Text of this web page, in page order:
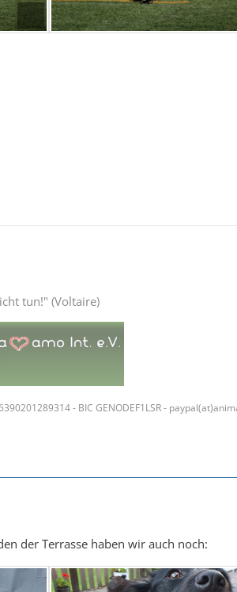
tun!" (Voltaire)
- BIC GENODEF1LSR -
der Terrasse haben wir auch noch: